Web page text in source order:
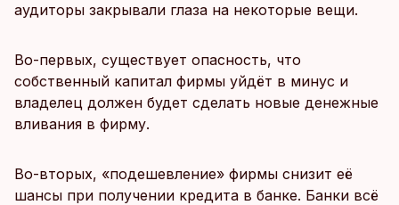
аудиторы закрывали глаза на некоторые вещи.
Во-первых, существует опасность, что
собственный капитал фирмы уйдёт в минус и
владелец должен будет сделать новые денежные
вливания в фирму.
Во-вторых, «подешевление» фирмы снизит её
шансы при получении кредита в банке. Банки всё